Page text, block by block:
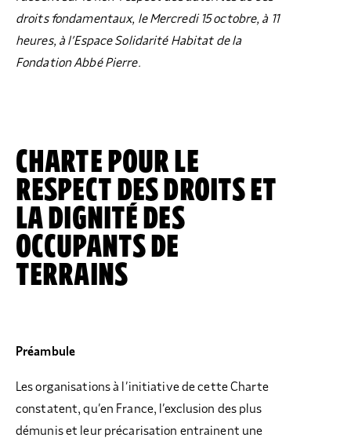
droits fondamentaux, le Mercredi 15 octobre, à 11
heures, à l’Espace Solidarité Habitat de la
Fondation Abbé Pierre.
CHARTE POUR LE
RESPECT DES DROITS ET
LA DIGNITÉ DES
OCCUPANTS DE
TERRAINS
Préambule
Les organisations à l’initiative de cette Charte
constatent, qu’en France, l’exclusion des plus
démunis et leur précarisation entrainent une